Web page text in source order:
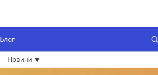
Блог
Новини